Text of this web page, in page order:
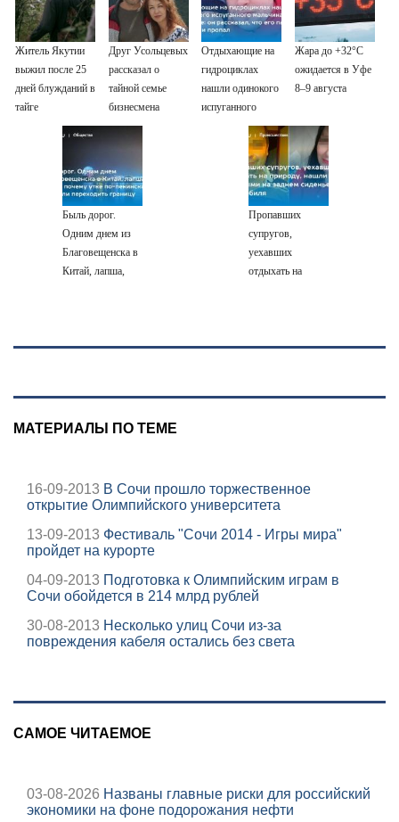
Житель Якутии
выжил после 25
дней блужданий в
тайге
Друг Усольцевых
рассказал о
тайной семье
бизнесмена
Отдыхающие на
гидроциклах
нашли одинокого
испуганного
мальчика на
рассказал, что его
папа нырнул и
Жара до +32°C
ожидается в Уфе
8–9 августа
Быль дорог.
Одним днем из
Благовещенска в
Китай, лапша,
переходить
Пропавших
супругов,
уехавших
отдыхать на
автомобиля
МАТЕРИАЛЫ ПО ТЕМЕ
16-09-2013 В Сочи прошло торжественное
открытие Олимпийского университета
13-09-2013 Фестиваль "Сочи 2014 - Игры мира"
пройдет на курорте
04-09-2013 Подготовка к Олимпийским играм в
Сочи обойдется в 214 млрд рублей
30-08-2013 Несколько улиц Сочи из-за
повреждения кабеля остались без света
САМОЕ ЧИТАЕМОЕ
03-08-2026 Названы главные риски для российский
экономики на фоне подорожания нефти